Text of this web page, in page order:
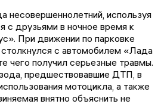
несовершеннолетний, используя
с друзьями в ночное время к
При движении по парковке
столкнулся с автомобилем «Лада
чего получил серьезные травмы.
предшествовавшие ДТП, в
мотоцикла, а также
внятно объяснить не